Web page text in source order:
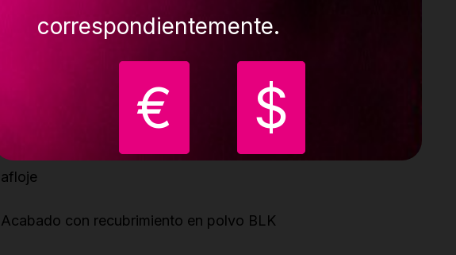
correspondientemente.
€ $
Kit básico + una extensión de 500 mm también puede
adaptarse a los techos de hasta 3300 mm/ 10'826
Sistema de rodamientos de bolas cuádruples en el giro
La tuerca de seguridad bloquea la barra para evitar que se
afloje
Acabado con recubrimiento en polvo BLK